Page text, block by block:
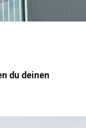
du deinen